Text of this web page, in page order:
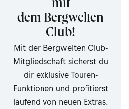
mit
dem Bergwelten
Club!
Mit der Bergwelten Club-
Mitgliedschaft sicherst du
dir exklusive Touren-
Funktionen und profitierst
laufend von neuen Extras.